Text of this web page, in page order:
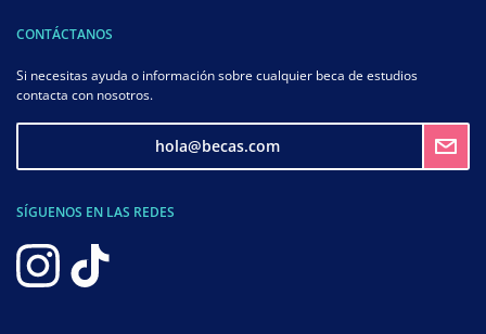
CONTÁCTANOS
Si necesitas ayuda o información sobre cualquier beca de estudios
contacta con nosotros.
hola@becas.com
SÍGUENOS EN LAS REDES